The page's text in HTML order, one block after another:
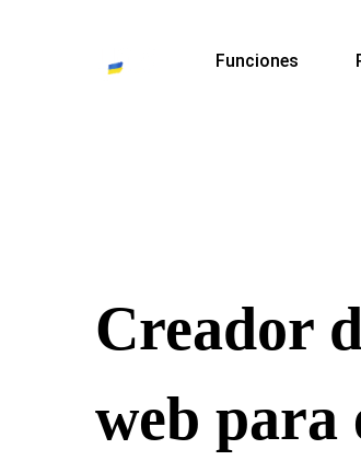
Funciones
Creador
web para